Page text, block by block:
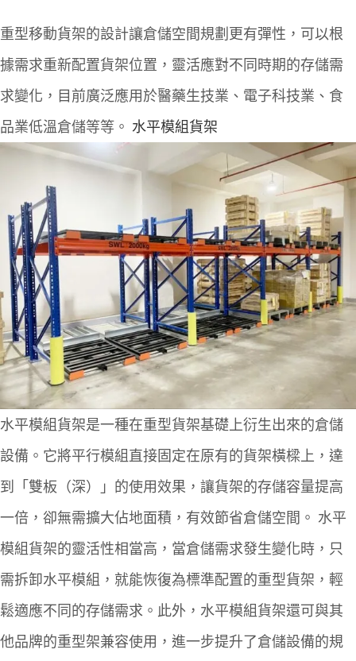
重型移動貨架的設計讓倉儲空間規劃更有彈性，可以根
據需求重新配置貨架位置，靈活應對不同時期的存儲需
求變化，目前廣泛應用於醫藥生技業、電子科技業、食
品業低溫倉儲等等。 水平模組貨架
水平模組貨架是一種在重型貨架基礎上衍生出來的倉儲
設備。它將平行模組直接固定在原有的貨架橫樑上，達
到
「雙板（深）」 的使用效果，讓貨架的存儲容量提高
一倍，卻無需擴大佔地面積，有效節省倉儲空間。 水平
模組貨架的靈活性相當高，當倉儲需求發生變化時，只
需拆卸水平模組，就能恢復為標準配置的重型貨架，輕
鬆適應不同的存儲需求。此外，水平模組貨架還可與其
他品牌的重型架兼容使用，進一步提升了倉儲設備的規